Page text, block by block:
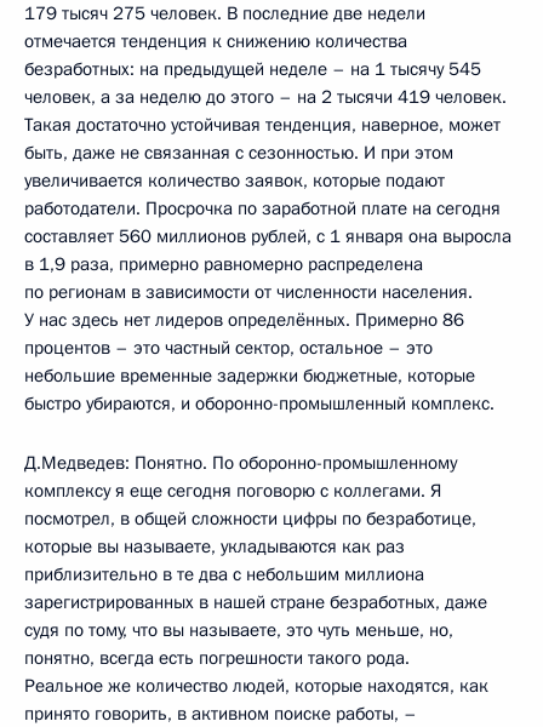
179 тысяч 275 человек. В последние две недели
отмечается тенденция к снижению количества
безработных: на предыдущей неделе – на 1 тысячу 545
человек, а за неделю до этого – на 2 тысячи 419 человек.
Такая достаточно устойчивая тенденция, наверное, может
быть, даже не связанная с сезонностью. И при этом
увеличивается количество заявок, которые подают
работодатели. Просрочка по заработной плате на сегодня
составляет 560 миллионов рублей, с 1 января она выросла
в 1,9 раза, примерно равномерно распределена
по регионам в зависимости от численности населения.
У нас здесь нет лидеров определённых. Примерно 86
процентов – это частный сектор, остальное – это
небольшие временные задержки бюджетные, которые
быстро убираются, и оборонно-промышленный комплекс.
Д.Медведев: Понятно. По оборонно-промышленному
комплексу я еще сегодня поговорю с коллегами. Я
посмотрел, в общей сложности цифры по безработице,
которые вы называете, укладываются как раз
приблизительно в те два с небольшим миллиона
зарегистрированных в нашей стране безработных, даже
судя по тому, что вы называете, это чуть меньше, но,
понятно, всегда есть погрешности такого рода.
Реальное же количество людей, которые находятся, как
принято говорить, в активном поиске работы, –